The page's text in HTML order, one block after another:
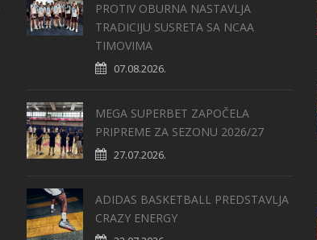
PROTIV OBURNA NASTAVLJA
TRADICIJU SUSRETA SA NCAA
TIMOVIMA
07.08.2026.
MEGA SUPERBET ZAPOČELA
PRIPREME ZA SEZONU 2026/27
27.07.2026.
ADIDAS BASKETBALL PREDSTAVLJA
CRAZY ENERGY